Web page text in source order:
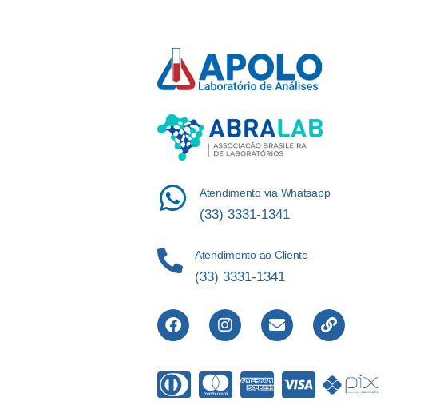
Atendimento via Whatsapp
(33) 3331-1341
Atendimento ao Cliente
(33) 3331-1341